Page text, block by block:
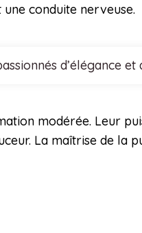
conduite nerveuse.
d’élégance et
modérée. Leur
La maîtrise de la